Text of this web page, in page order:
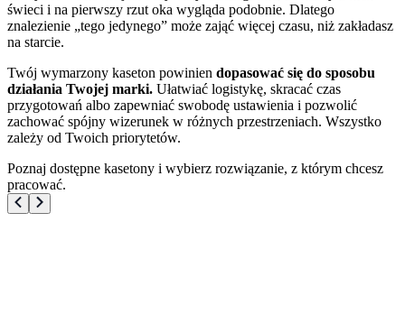
świeci i na pierwszy rzut oka wygląda podobnie. Dlatego
znalezienie „tego jedynego” może zająć więcej czasu, niż zakładasz
na starcie.
Twój wymarzony kaseton powinien dopasować się do sposobu
działania Twojej marki. Ułatwiać logistykę, skracać czas
przygotowań albo zapewniać swobodę ustawienia i pozwolić
zachować spójny wizerunek w różnych przestrzeniach. Wszystko
zależy od Twoich priorytetów.
Poznaj dostępne kasetony i wybierz rozwiązanie, z którym chcesz
pracować.